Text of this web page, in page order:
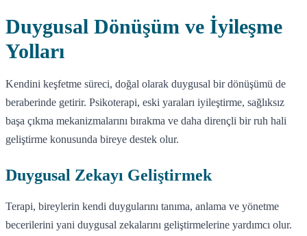
Duygusal Dönüşüm ve İyileşme
Yolları
Kendini keşfetme süreci, doğal olarak duygusal bir dönüşümü de
beraberinde getirir. Psikoterapi, eski yaraları iyileştirme, sağlıksız
başa çıkma mekanizmalarını bırakma ve daha dirençli bir ruh hali
geliştirme konusunda bireye destek olur.
Duygusal Zekayı Geliştirmek
Terapi, bireylerin kendi duygularını tanıma, anlama ve yönetme
becerilerini yani duygusal zekalarını geliştirmelerine yardımcı olur.